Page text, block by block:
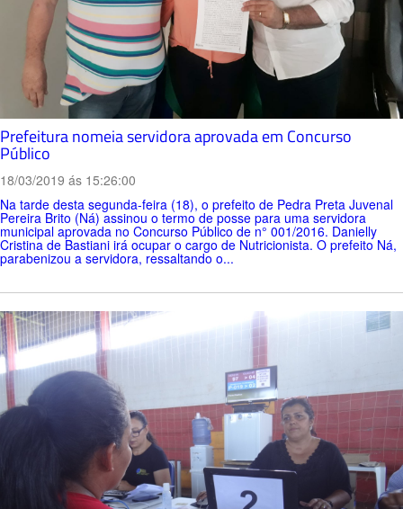
Prefeitura nomeia servidora aprovada em Concurso
Público
18/03/2019 ás 15:26:00
Na tarde desta segunda-feira (18), o prefeito de Pedra Preta Juvenal
Pereira Brito (Ná) assinou o termo de posse para uma servidora
municipal aprovada no Concurso Público de n° 001/2016. Danielly
Cristina de Bastiani irá ocupar o cargo de Nutricionista. O prefeito Ná,
parabenizou a servidora, ressaltando o...